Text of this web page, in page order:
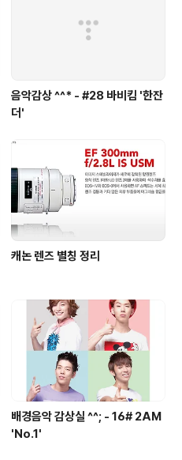
음악감상 ^^* - #28 바비킴 '한잔
더'
캐논 렌즈 별칭 정리
배경음악 감상실 ^^; - 16# 2AM
'No.1'